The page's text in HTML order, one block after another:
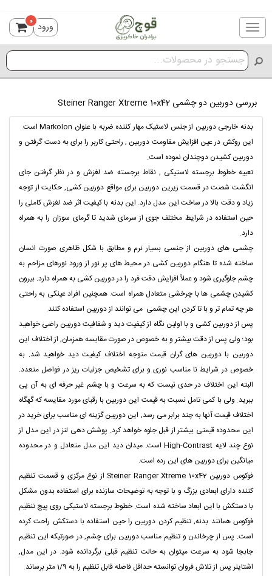
Toggle
navigation
ورود 0
بررسی دوربین دو چشمی Steiner Ranger Xtreme 10x42
بدنه خارجی دوربین از جنس لاستیک مهار کننده ضربه با عنوان Markolon است.
این روکش در عین افزایش مقاومت دوربین , راحتی کاربر را برای به دست گرفتن و
دوربین کشیدن دوچندان نموده است.
تعبیه خطوط برجسته لاستیکی , نقاط برجسته ضد لغزش و در نظر گرفتن جای
انگشت شصت در قسمت زیرین دوربین برای مواقع دوربین کشی, حکایت از توجه
زیاد و دقت بالا در ساخت این مدل دارد. این بدنه با کیفیت اثر ضد لغزش کاملی را
حین استفاده در شرایط مختلف جوی از سرمای شدید تا گرمای سوزان را به همراه
دارد.
چشمی های دوربین از جنسی بسیار نرم و مطابق با شکل ظاهری صورت انسان
ساخته شده تا هنگام دوربین کشی در محیط های پر نور از ورود نورهای مزاحم به
چشم جلوگیری شود و عملاً افزایش دقت فرد را در دوربین کشی به همراه دارد. بیرون
کشیدن چشمی ها با چرخشی متعادل همراه است. همچنین افراد عینکی به راحتی
هر چه تمام تر و با تا کردن این چشمی می توانند از دوربین استفاده کنند.
پس از دوربین کشی و با اولین نگاه از کیفیت دید و شفافیت دوربین راضی خواهید
بود؛ ولی پس از دقت بیشتر و به خصوص در صورت مقایسه همزمان, از اختلاف این
دوربین با دوربین های گران قیمت متوجه اختلاف کیفیت دید خواهید شد. به
خصوص در شرایط نا مناسب نوری و برای تشخیص جزئیات ریز در فواصل متعدد.
البته این اختلاف در حدی نیست که به سرعت و با چشم غیر حرفه ای به آن پی
ببرید. ولی با کمی تامل نسبت به قیمت این دوربین با رقبای مورد مقایسه که گهگاه
اختلاف قیمت آنها به چند برابر می رسد, این دوربین گزینه ای مناسب برای خرید در
این محدوده قیمتی بیشتر از قبل جلوه خواهد کرد. پوشش دهی لنز در این مدل از
نوع چند لایه High-Contrast است. میدان دید این مدل متعادل و در محدوده
میانگین برای دوربین های این رده است.
فوکوس دوربین Steiner Ranger Xtreme 10x42 از نوع مرکزی و قسمت تنظیم
کننده دارای ابعادی بزرگ و با توجه به توضیحات سازنده برای استفاده بدون مشکل
با دستکش با این ابعاد ساخته شده است. خطوط برجسته لاستیکی روی پیچ تنظیم
فوکوس همانند بدنه, تنظیم کردن دوربین را حین استفاده با دستکش راحت کرده
است. پس از چرخاندن و تنظیم مناسب دوربین برای چشم, در صورتیکه این تنظیم
جابجا شود به سرعت میتوان به حالت تنظیم قبلی برگردانده شود. در این مدل,
اشتاینر پس از تلاش فروان توانسته حداقل فاصله قابل تنظیم را به 1/9 متر برساند.